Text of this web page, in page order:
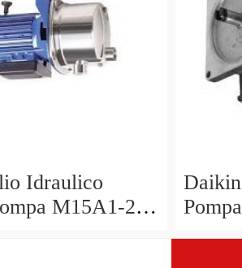
Idraulico
M15A1-2-